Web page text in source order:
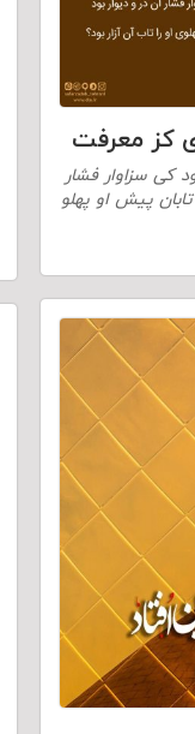
کز معرفت
کی سزاوار فشار
پیش او پهلو